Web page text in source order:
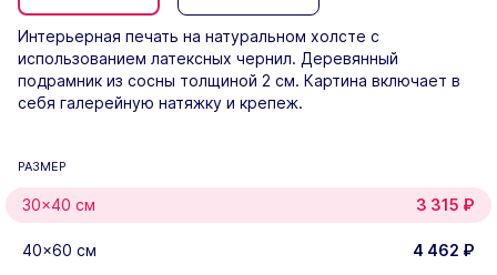
Интерьерная печать на натуральном холсте с
использованием латексных чернил. Деревянный
подрамник из сосны толщиной 2 см. Картина включает в
себя галерейную натяжку и крепеж.
РАЗМЕР
30×40 см 3 315 ₽
40×60 см 4 462 ₽